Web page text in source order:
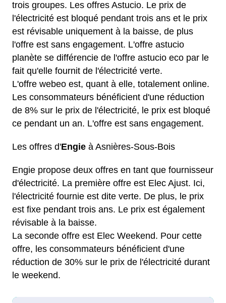
trois groupes. Les offres Astucio. Le prix de
l'électricité est bloqué pendant trois ans et le prix
est révisable uniquement à la baisse, de plus
l'offre est sans engagement. L'offre astucio
planète se différencie de l'offre astucio eco par le
fait qu'elle fournit de l'électricité verte.
L'offre webeo est, quant à elle, totalement online.
Les consommateurs bénéficient d'une réduction
de 8% sur le prix de l'électricité, le prix est bloqué
ce pendant un an. L'offre est sans engagement.
Les offres d'Engie à Asnières-Sous-Bois
Engie propose deux offres en tant que fournisseur
d'électricité. La première offre est Elec Ajust. Ici,
l'électricité fournie est dite verte. De plus, le prix
est fixe pendant trois ans. Le prix est également
révisable à la baisse.
La seconde offre est Elec Weekend. Pour cette
offre, les consommateurs bénéficient d'une
réduction de 30% sur le prix de l'électricité durant
le weekend.